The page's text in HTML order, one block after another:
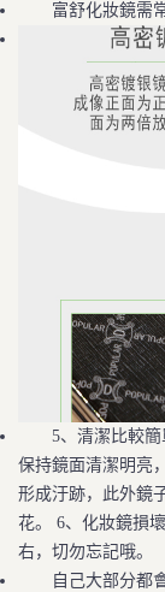
富舒化妝鏡需
5、清潔比較簡單
保持鏡面清潔明亮
形成汙跡，此外鏡
花。 6、化妝鏡損
右，切勿忘記哦。
自己大部分都會